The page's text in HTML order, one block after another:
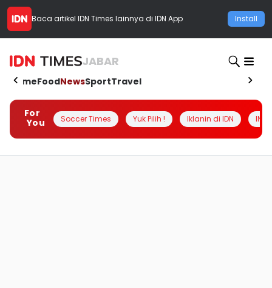
Baca artikel IDN Times lainnya di IDN App Install
JABAR
HomeFoodNewsSportTravel
For
You
Soccer Times Yuk Pilih ! Iklanin di IDN